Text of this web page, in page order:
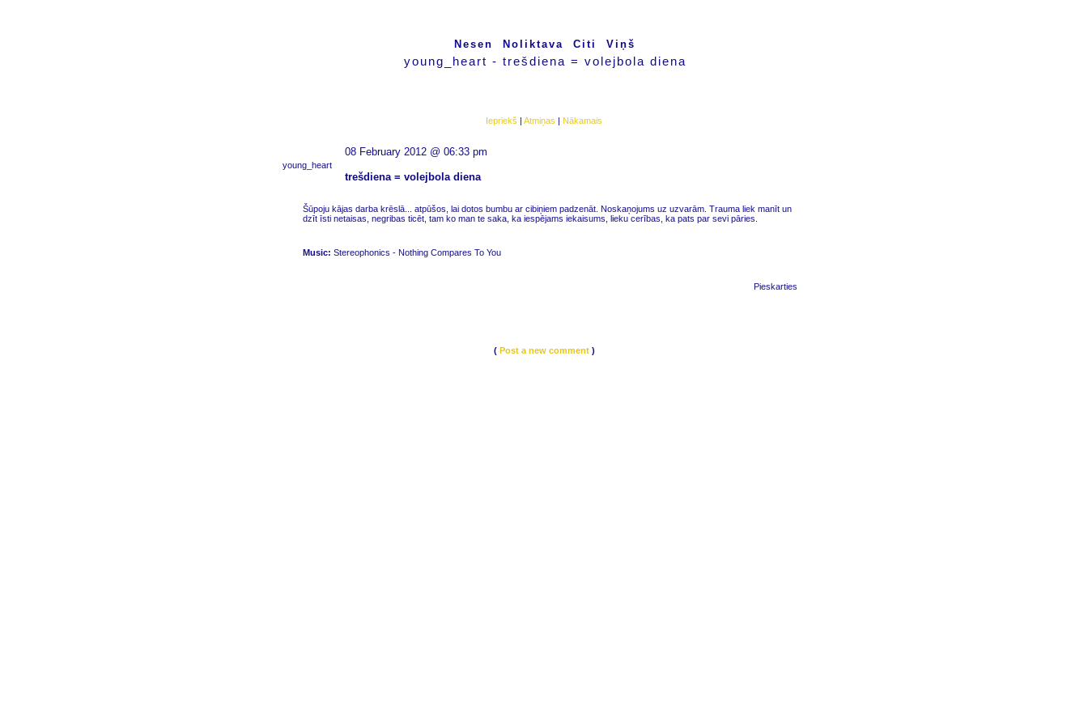
Nesen Noliktava Citi Viņš
young_heart - trešdiena = volejbola diena
Iepriekš | Atmiņas | Nākamais
young_heart
08 February 2012 @ 06:33 pm
trešdiena = volejbola diena
Šūpoju kājas darba krēslā... atpūšos, lai dotos bumbu ar cibiņiem padzenāt. Noskaņojums uz uzvarām. Trauma liek manīt un
dzīt īsti netaisas, negribas ticēt, tam ko man te saka, ka iespējams iekaisums, lieku cerības, ka pats par sevi pāries.
Music: Stereophonics - Nothing Compares To You
Pieskarties
( Post a new comment)